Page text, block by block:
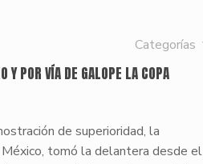
Categorías
Y POR VÍA DE GALOPE LA COPA
de superioridad, la
tomó la delantera desde el